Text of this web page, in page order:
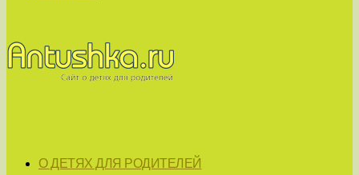
О ДЕТЯХ ДЛЯ РОДИТЕЛЕЙ